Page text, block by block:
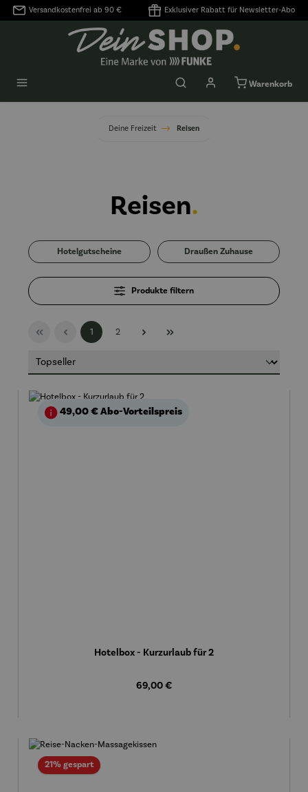
springen
Versandkostenfrei ab 90 € Exklusiver Rabatt für Newsletter-Abo
Warenkorb
Deine Freizeit Reisen
Reisen.
Hotelgutscheine Draußen Zuhause
Produkte filtern
Seite
1 Seite
2
49,00 €Abo-Vorteilspreis
Hotelbox - Kurzurlaub für 2
Regulärer Preis:
69,00 €
21% gespartRabatt